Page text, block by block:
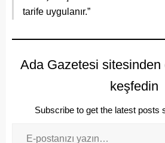
tarife uygulanır.”
Ada Gazetesi sitesinden
keşfedin
Subscribe to get the latest posts